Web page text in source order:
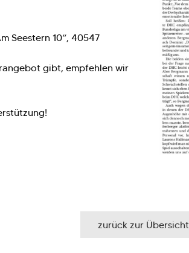
Seestern 10“, 40547
gibt, empfehlen wir
zurück zur Übersicht